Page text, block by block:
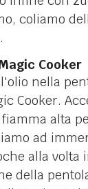
coliamo
Cooker
nella
Cooker.
alta
ad
alla volta
della